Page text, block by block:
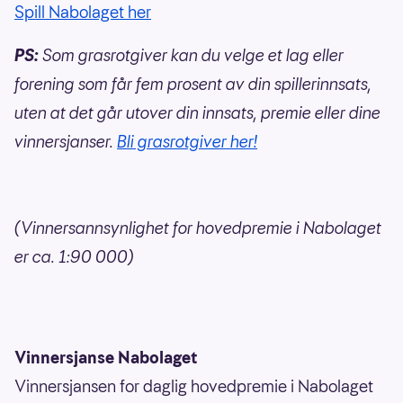
Spill Nabolaget her
PS:Som grasrotgiver kan du velge et lag eller
forening som får fem prosent av din spillerinnsats,
uten at det går utover din innsats, premie eller dine
vinnersjanser. Bli grasrotgiver her!
(Vinnersannsynlighet for hovedpremie i Nabolaget
er ca. 1:90 000)
Vinnersjanse Nabolaget
Vinnersjansen for daglig hovedpremie i Nabolaget